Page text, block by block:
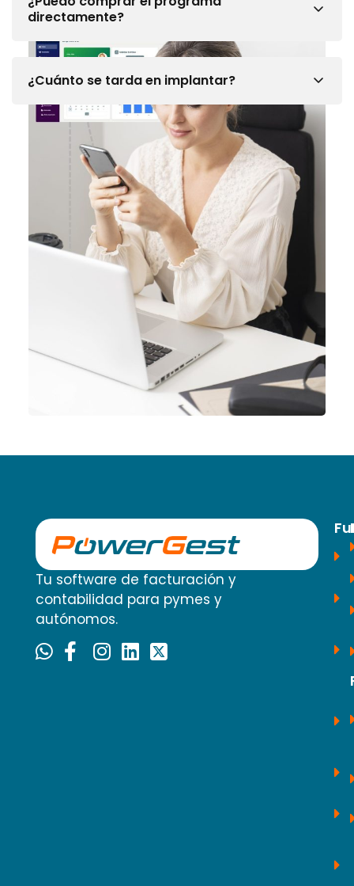
directamente?
¿Cuánto se tarda en implantar?
Tu software de facturación y
contabilidad para pymes y
autónomos.